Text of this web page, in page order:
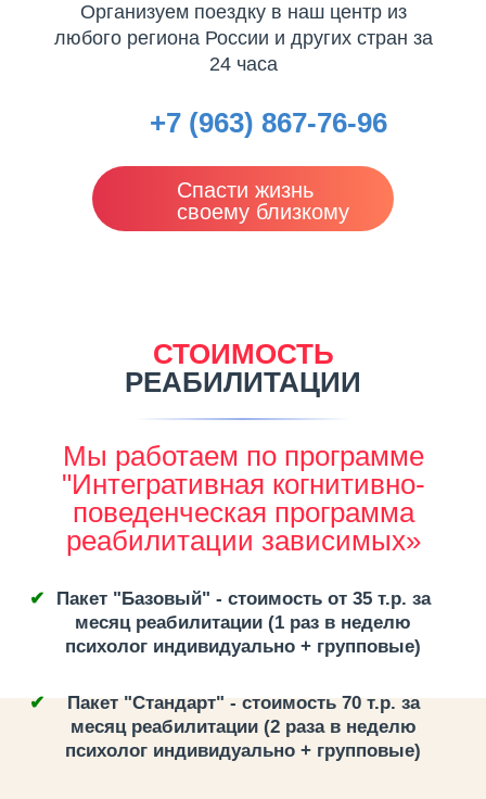
Организуем поездку в наш центр из
любого региона России и других стран за
24 часа
+7 (963) 867-76-96
Спасти жизнь
своему близкому
СТОИМОСТЬ
РЕАБИЛИТАЦИИ
Мы работаем по программе
"Интегративная когнитивно-
поведенческая программа
реабилитации зависимых»
Пакет "Базовый" - стоимость от 35 т.р. за
месяц реабилитации (1 раз в неделю
психолог индивидуально + групповые)
Пакет "Стандарт" - стоимость 70 т.р. за
месяц реабилитации (2 раза в неделю
психолог индивидуально + групповые)